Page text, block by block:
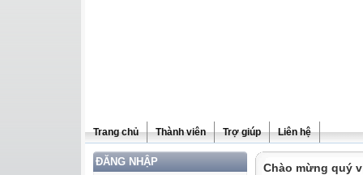
Trang chủ Thành viên Trợ giúp Liên hệ
ĐĂNG NHẬP Chào mừng quý